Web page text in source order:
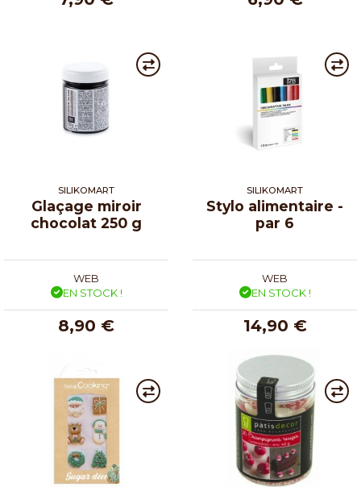
SILIKOMART
Glaçage miroir
chocolat 250 g
WEB
EN STOCK !
8,90 €
SILIKOMART
Stylo alimentaire -
par 6
WEB
EN STOCK !
14,90 €